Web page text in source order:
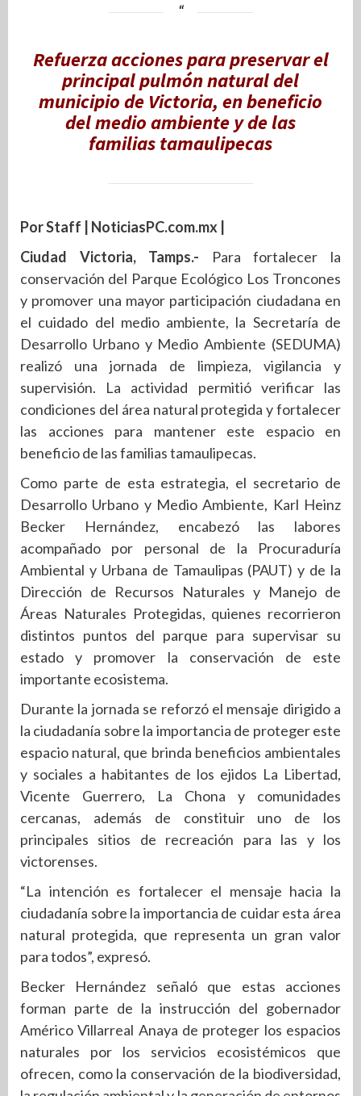
Refuerza acciones para preservar el
principal pulmón natural del
municipio de Victoria, en beneficio
del medio ambiente y de las
familias tamaulipecas
Por Staff | NoticiasPC.com.mx |
Ciudad Victoria, Tamps.- Para fortalecer la
conservación del Parque Ecológico Los Troncones
y promover una mayor participación ciudadana en
el cuidado del medio ambiente, la Secretaría de
Desarrollo Urbano y Medio Ambiente (SEDUMA)
realizó una jornada de limpieza, vigilancia y
supervisión. La actividad permitió verificar las
condiciones del área natural protegida y fortalecer
las acciones para mantener este espacio en
beneficio de las familias tamaulipecas.
Como parte de esta estrategia, el secretario de
Desarrollo Urbano y Medio Ambiente, Karl Heinz
Becker Hernández, encabezó las labores
acompañado por personal de la Procuraduría
Ambiental y Urbana de Tamaulipas (PAUT) y de la
Dirección de Recursos Naturales y Manejo de
Áreas Naturales Protegidas, quienes recorrieron
distintos puntos del parque para supervisar su
estado y promover la conservación de este
importante ecosistema.
Durante la jornada se reforzó el mensaje dirigido a
la ciudadanía sobre la importancia de proteger este
espacio natural, que brinda beneficios ambientales
y sociales a habitantes de los ejidos La Libertad,
Vicente Guerrero, La Chona y comunidades
cercanas, además de constituir uno de los
principales sitios de recreación para las y los
victorenses.
“La intención es fortalecer el mensaje hacia la
ciudadanía sobre la importancia de cuidar esta área
natural protegida, que representa un gran valor
para todos”, expresó.
Becker Hernández señaló que estas acciones
forman parte de la instrucción del gobernador
Américo Villarreal Anaya de proteger los espacios
naturales por los servicios ecosistémicos que
ofrecen, como la conservación de la biodiversidad,